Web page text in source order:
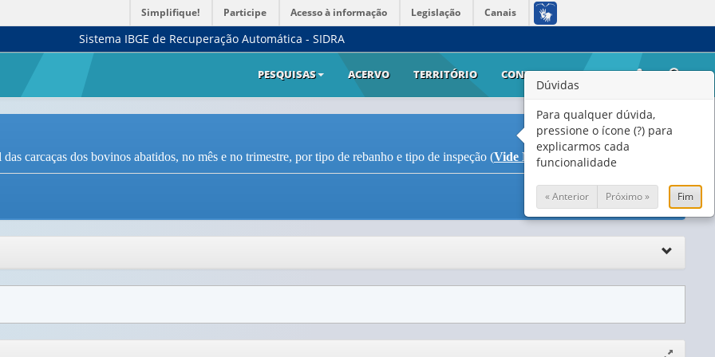
Simplifique! Participe Acesso à informação Legislação Canais
Sistema IBGE de Recuperação Automática - SIDRA
PESQUISAS ACERVO TERRITÓRIO CONTATO AJUDA
carcaças dos bovinos abatidos, no mês e no trimestre, por tipo de rebanho e tipo de inspeção (Vide Notas
Dúvidas
Para qualquer dúvida,
pressione o ícone (?) para
explicarmos cada
funcionalidade
« Anterior Próximo » Fim